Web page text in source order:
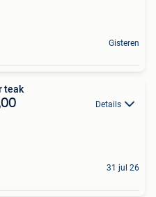
Gisteren
teak
Details
31 jul 26